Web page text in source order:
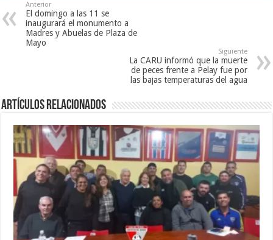
Anterior
El domingo a las 11 se
inaugurará el monumento a
Madres y Abuelas de Plaza de
Mayo
Siguiente
La CARU informó que la muerte
de peces frente a Pelay fue por
las bajas temperaturas del agua
Artículos Relacionados